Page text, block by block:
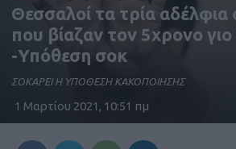
Θεσσαλοί τα τρία αδέλφια
που βίαζαν τον 5χρονο
-Υπόθεση σοκ
ΣΟΚΑΡΕΙ Η ΥΠΟΘΕΣΗ ΚΑΚΟΠΟΙΗΣΗΣ
1 Μαρτίου 2021, 10:51 πμ